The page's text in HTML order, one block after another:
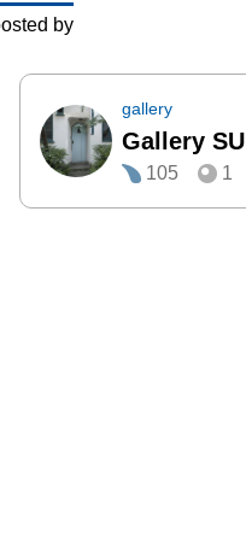
by
gallery
Gallery SU
105
1